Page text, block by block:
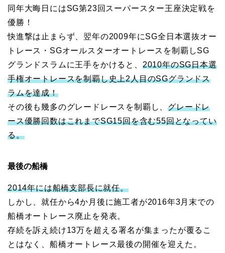
同年大晦日にはSG第23回スーパースター王座決定戦を
優勝！
快進撃は止まらず、翌年の2009年にSG全日本選抜オー
トレース・SGオールスターオートレースを制覇しSG
グランドスラムに王手をかけると、 2010年のSG日本選
手権オートレースを制覇し史上2人目のSGグランドス
ラムを達成！
その後も幾多のグレードレースを制覇し、グレードレ
ース優勝回数はこれまでSG15回を含む55回となってい
る。
最後の船橋
2014年には船橋支部長に就任。
しかし、就任から4か月後に施工者が2016年3月末での
船橋オートレース廃止を発表。
存続を訴え続け13万を超える署名が集まったが覆るこ
とはなく、船橋オートレース最後の開催を迎えた。